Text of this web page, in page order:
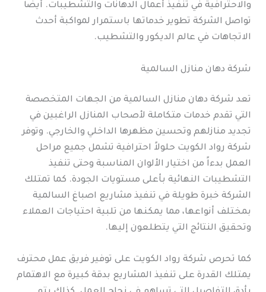
والاحترافية في تنفيذ أعمال الدهانات والتشطيبات. أيضا
تواصل الشركة تطوير خدماتها باستمرار لمواكبة أحدث
الاتجاهات في عالم الديكور والتشطيب.
شركة دهان منازل السالمية
تعد شركة دهان منازل السالمية من الجهات المتخصصة
التي تقدم خدمات متكاملة لأصحاب المنازل الراغبين في
تجديد منازلهم وتحسين مظهرها الداخلي والخارجي. وتوفر
شركة رواد الكويت حلولاً احترافية تشمل جميع مراحل
العمل بدءاً من اختيار الألوان المناسبة وحتى تنفيذ
التشطيبات النهائية بأعلى مستويات الجودة. كما تمتلك
الشركة خبرة طويلة في تنفيذ مشاريع اصباغ السالمية
بمختلف أنواعها، مما يمكنها من تلبية احتياجات العملاء
وتحقيق النتائج التي يتطلعون إليها.
كما تحرص شركة رواد الكويت على توفير فريق عمل محترف
يمتلك القدرة على تنفيذ المشاريع بدقة كبيرة مع الاهتمام